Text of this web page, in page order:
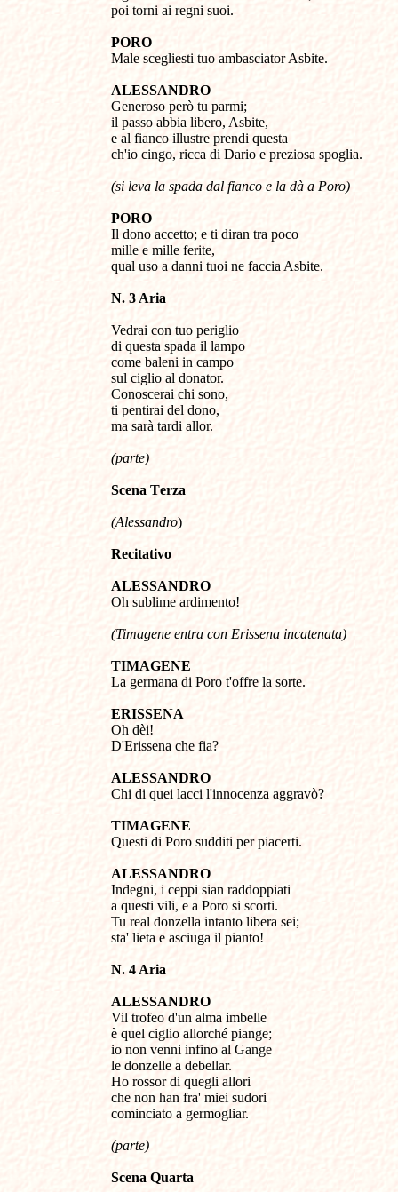
poi torni ai regni suoi.
PORO
Male scegliesti tuo ambasciator Asbite.
ALESSANDRO
Generoso però tu parmi;
il passo abbia libero, Asbite,
e al fianco illustre prendi questa
ch'io cingo, ricca di Dario e preziosa spoglia.
(si leva la spada dal fianco e la dà a Poro)
PORO
Il dono accetto; e ti diran tra poco
mille e mille ferite,
qual uso a danni tuoi ne faccia Asbite.
N. 3 Aria
Vedrai con tuo periglio
di questa spada il lampo
come baleni in campo
sul ciglio al donator.
Conoscerai chi sono,
ti pentirai del dono,
ma sarà tardi allor.
(parte)
Scena Terza
(Alessandro)
Recitativo
ALESSANDRO
Oh sublime ardimento!
(Timagene entra con Erissena incatenata)
TIMAGENE
La germana di Poro t'offre la sorte.
ERISSENA
Oh dèi!
D'Erissena che fia?
ALESSANDRO
Chi di quei lacci l'innocenza aggravò?
TIMAGENE
Questi di Poro sudditi per piacerti.
ALESSANDRO
Indegni, i ceppi sian raddoppiati
a questi vili, e a Poro si scorti.
Tu real donzella intanto libera sei;
sta' lieta e asciuga il pianto!
N. 4 Aria
ALESSANDRO
Vil trofeo d'un alma imbelle
è quel ciglio allorché piange;
io non venni infino al Gange
le donzelle a debellar.
Ho rossor di quegli allori
che non han fra' miei sudori
cominciato a germogliar.
(parte)
Scena Quarta